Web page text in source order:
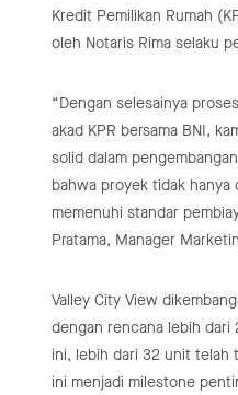
Kredit Pemilikan Rumah
oleh Notaris Rima selaku
“Dengan selesainya
akad KPR bersama BNI,
solid dalam
bahwa proyek tidak hanya
memenuhi standar
Pratama, Manager
Valley City View
dengan rencana lebih
ini, lebih dari 32 unit telah
ini menjadi milestone